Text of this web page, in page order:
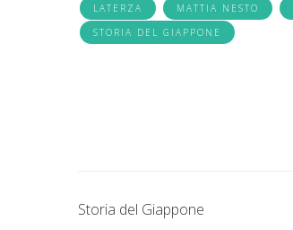
LATERZA
MATTIA NESTO
STORIA DEL GIAPPONE
Storia del Giappone